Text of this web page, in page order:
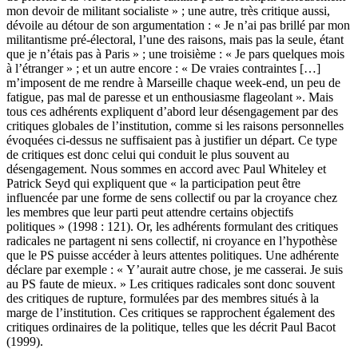
mon devoir de militant socialiste » ; une autre, très critique aussi,
dévoile au détour de son argumentation : « Je n’ai pas brillé par mon
militantisme pré-électoral, l’une des raisons, mais pas la seule, étant
que je n’étais pas à Paris » ; une troisième : « Je pars quelques mois
à l’étranger » ; et un autre encore : « De vraies contraintes […]
m’imposent de me rendre à Marseille chaque week-end, un peu de
fatigue, pas mal de paresse et un enthousiasme flageolant ». Mais
tous ces adhérents expliquent d’abord leur désengagement par des
critiques globales de l’institution, comme si les raisons personnelles
évoquées ci-dessus ne suffisaient pas à justifier un départ. Ce type
de critiques est donc celui qui conduit le plus souvent au
désengagement. Nous sommes en accord avec Paul Whiteley et
Patrick Seyd qui expliquent que « la participation peut être
influencée par une forme de sens collectif ou par la croyance chez
les membres que leur parti peut attendre certains objectifs
politiques » (1998 : 121). Or, les adhérents formulant des critiques
radicales ne partagent ni sens collectif, ni croyance en l’hypothèse
que le PS puisse accéder à leurs attentes politiques. Une adhérente
déclare par exemple : « Y’aurait autre chose, je me casserai. Je suis
au PS faute de mieux. » Les critiques radicales sont donc souvent
des critiques de rupture, formulées par des membres situés à la
marge de l’institution. Ces critiques se rapprochent également des
critiques ordinaires de la politique, telles que les décrit Paul Bacot
(1999).